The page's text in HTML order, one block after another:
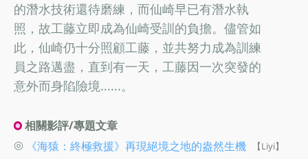
的潛水技術還待磨練，而仙崎早已有潛水執
照，故工藤立即成為仙崎受訓的負擔。儘管如
此，仙崎仍十分照顧工藤，並共努力成為訓練
員之路邁盡，直到有一天，工藤因一次突發的
意外而身陷險境......。
相關影評/專題文章
◎
《海猿：終極救援》再現絕境之地的盎然生機
【Liyi】